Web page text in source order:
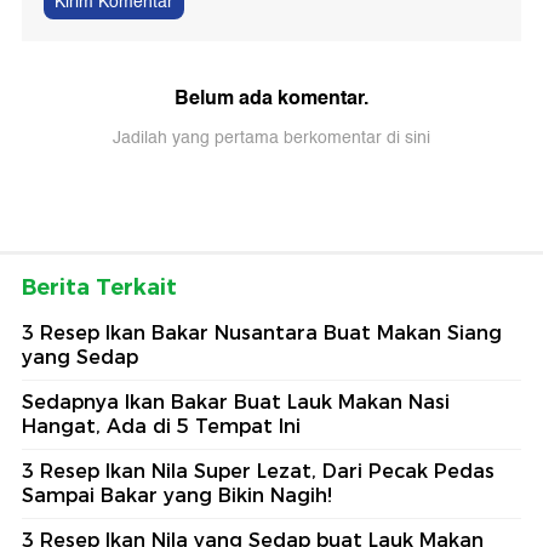
Belum ada komentar.
Jadilah yang pertama berkomentar di sini
Berita Terkait
3 Resep Ikan Bakar Nusantara Buat Makan Siang
yang Sedap
Sedapnya Ikan Bakar Buat Lauk Makan Nasi
Hangat, Ada di 5 Tempat Ini
3 Resep Ikan Nila Super Lezat, Dari Pecak Pedas
Sampai Bakar yang Bikin Nagih!
3 Resep Ikan Nila yang Sedap buat Lauk Makan